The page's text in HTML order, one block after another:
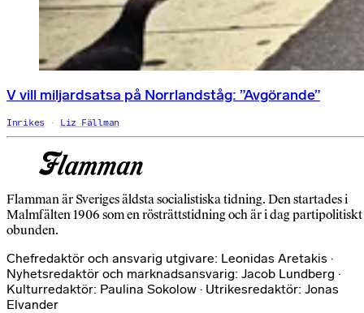
V vill miljardsatsa på Norrlandståg: ”Avgörande”
Inrikes Liz Fällman
Flamman är Sveriges äldsta socialistiska tidning. Den startades i
Malmfälten 1906 som en rösträttstidning och är i dag partipolitiskt
obunden.
Chefredaktör och ansvarig utgivare: Leonidas Aretakis ·
Nyhetsredaktör och marknadsansvarig: Jacob Lundberg ·
Kulturredaktör: Paulina Sokolow · Utrikesredaktör: Jonas
Elvander